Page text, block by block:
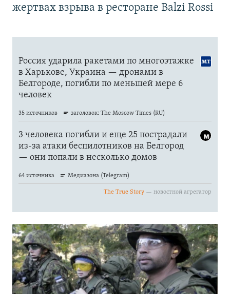
жертвах взрыва в ресторане Balzi Rossi